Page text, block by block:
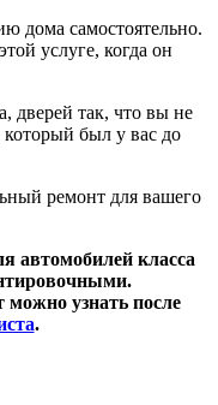
дома самостоятельно.
услуге, когда он
дверей так, что вы не
который был у вас до
ремонт для вашего
автомобилей класса
можно узнать после
.